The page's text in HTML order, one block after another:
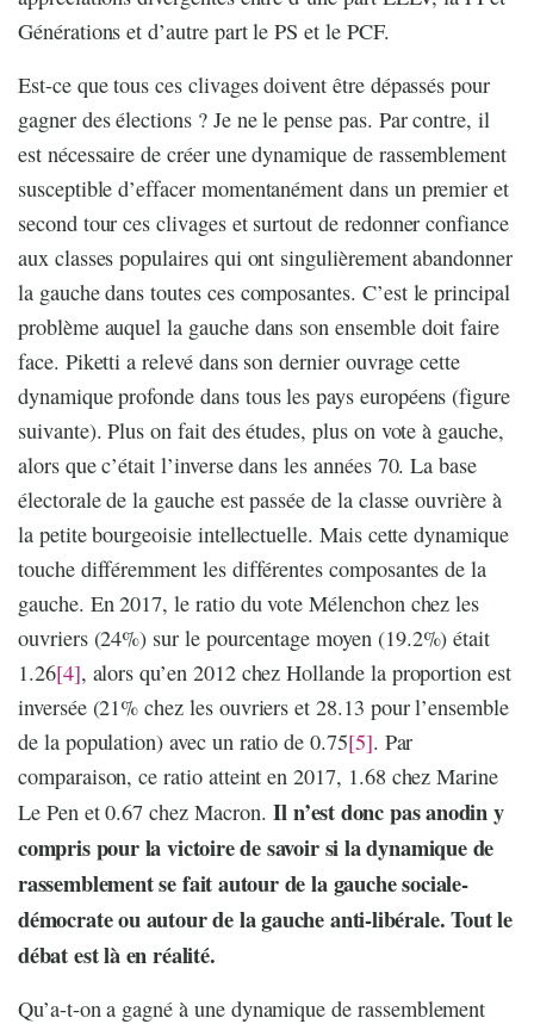
Générations et d’autre part le PS et le PCF.
Est-ce que tous ces clivages doivent être dépassés pour
gagner des élections ? Je ne le pense pas. Par contre, il
est nécessaire de créer une dynamique de rassemblement
susceptible d’effacer momentanément dans un premier et
second tour ces clivages et surtout de redonner confiance
aux classes populaires qui ont singulièrement abandonner
la gauche dans toutes ces composantes. C’est le principal
problème auquel la gauche dans son ensemble doit faire
face. Piketti a relevé dans son dernier ouvrage cette
dynamique profonde dans tous les pays européens (figure
suivante). Plus on fait des études, plus on vote à gauche,
alors que c’était l’inverse dans les années 70. La base
électorale de la gauche est passée de la classe ouvrière à
la petite bourgeoisie intellectuelle. Mais cette dynamique
touche différemment les différentes composantes de la
gauche. En 2017, le ratio du vote Mélenchon chez les
ouvriers (24%) sur le pourcentage moyen (19.2%) était
1.26[4], alors qu’en 2012 chez Hollande la proportion est
inversée (21% chez les ouvriers et 28.13 pour l’ensemble
de la population) avec un ratio de 0.75[5]. Par
comparaison, ce ratio atteint en 2017, 1.68 chez Marine
Le Pen et 0.67 chez Macron.Il n’est donc pas anodin y
compris pour la victoire de savoir si la dynamique de
rassemblement se fait autour de la gauche sociale-
démocrate ou autour de la gauche anti-libérale. Tout le
débat est là en réalité.
Qu’a-t-on a gagné à une dynamique de rassemblement